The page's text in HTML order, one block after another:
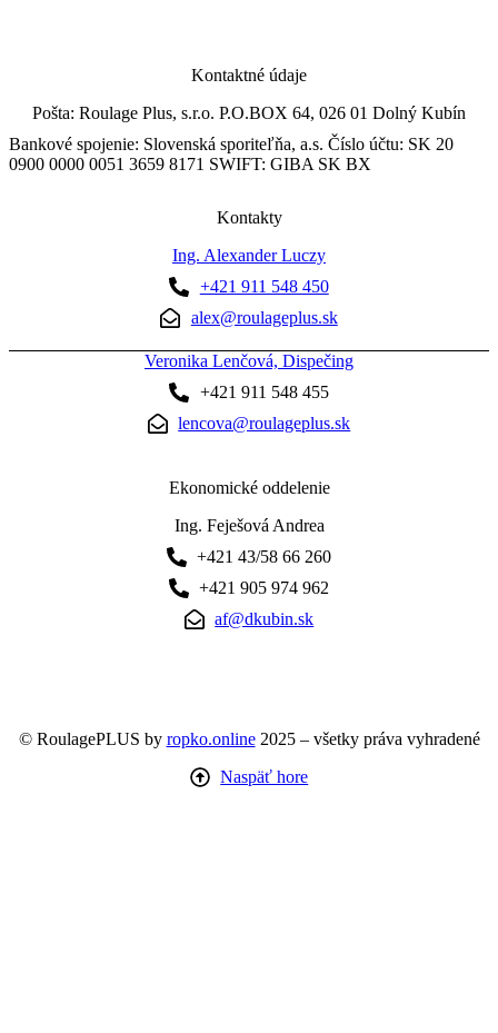
Kontaktné údaje
Pošta: Roulage Plus, s.r.o. P.O.BOX 64, 026 01 Dolný Kubín
Bankové spojenie: Slovenská sporiteľňa, a.s. Číslo účtu: SK 20
0900 0000 0051 3659 8171 SWIFT: GIBA SK BX
Kontakty
Ing. Alexander Luczy
+421 911 548 450
alex@roulageplus.sk
Veronika Lenčová, Dispečing
+421 911 548 455
lencova@roulageplus.sk
Ekonomické oddelenie
Ing. Feješová Andrea
+421 43/58 66 260
+421 905 974 962
af@dkubin.sk
© RoulagePLUS by ropko.online2025 – všetky práva vyhradené
Naspäť hore